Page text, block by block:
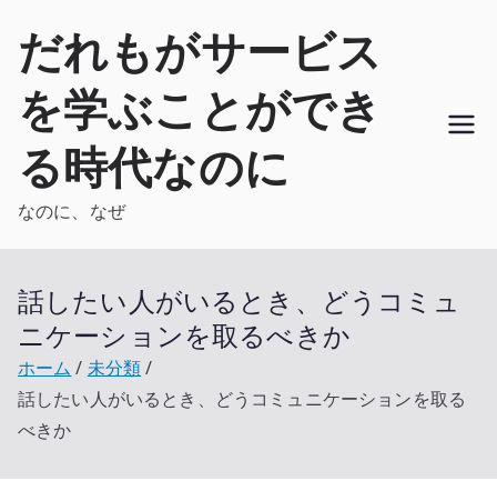
だれもがサービス
を学ぶことができ
る時代なのに
なのに、なぜ
話したい人がいるとき、どうコミュ
ニケーションを取るべきか
ホーム
未分類
話したい人がいるとき、どうコミュニケーションを取る
べきか